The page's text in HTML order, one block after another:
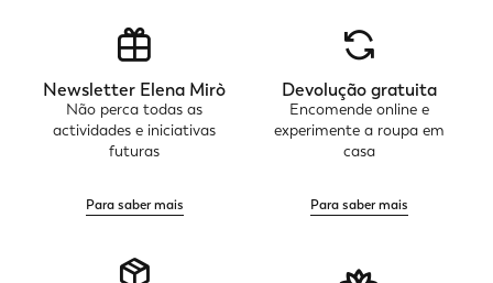
Newsletter Elena Mirò
Não perca todas as
actividades e iniciativas
futuras
Para saber mais
Devolução gratuita
Encomende online e
experimente a roupa em
casa
Para saber mais